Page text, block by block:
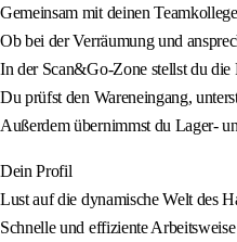
Gemeinsam mit deinen
Ob bei der Verräumung und
In der Scan&Go-Zone stellst du die
Du prüfst den Wareneingang,
Außerdem übernimmst du Lager-
Dein Profil
Lust auf die dynamische Welt des
Schnelle und effiziente